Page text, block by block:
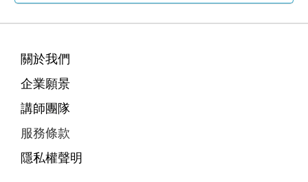
關於我們
企業願景
講師團隊
服務條款
隱私權聲明